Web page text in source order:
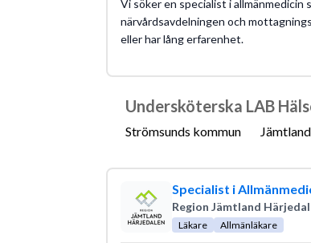
Vi söker en specialist i allmänmedicin
närvårdsavdelningen och
eller har lång erfarenhet.
Undersköterska LAB
Strömsunds kommun
Specialist i
Region Jämtland
Läkare Allmänläkare